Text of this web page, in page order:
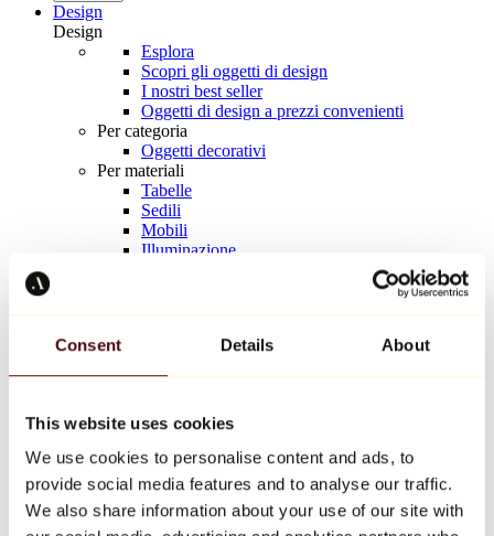
Consent Details About
This website uses cookies
We use cookies to personalise content and ads, to
provide social media features and to analyse our traffic.
We also share information about your use of our site with
Design
Design
Esplora
Scopri gli oggetti di design
I nostri best seller
Oggetti di design a prezzi convenienti
Per categoria
Oggetti decorativi
Per materiali
Tabelle
Sedili
Mobili
Illuminazione
Keith Haring
Tutti i designer
Opera della settimana